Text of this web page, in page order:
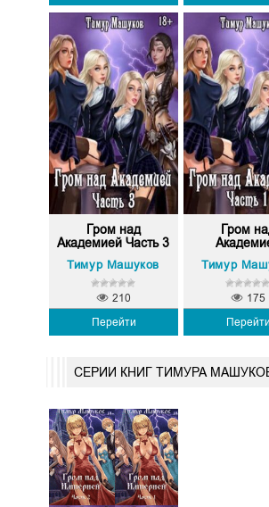
Гром над
Академией Часть 3
Тимур Машуков
Перейти
210
Гром
Тимур
Перейти
175
СЕРИИ КНИГ ТИМУРА